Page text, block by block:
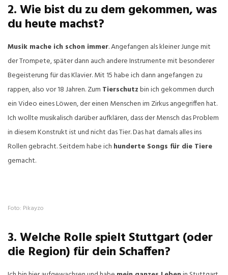
2. Wie bist du zu dem gekommen, was
du heute machst?
Musik mache ich schon immer. Angefangen als kleiner Junge mit
der Trompete, später dann auch andere Instrumente mit besonderer
Begeisterung für das Klavier. Mit 15 habe ich dann angefangen zu
rappen, also vor 18 Jahren. Zum Tierschutzbin ich gekommen durch
ein Video eines Löwen, der einen Menschen im Zirkus angegriffen hat.
Ich wollte musikalisch darüber aufklären, dass der Mensch das Problem
in diesem Konstrukt ist und nicht das Tier. Das hat damals alles ins
Rollen gebracht. Seitdem habe ich hunderte Songs für die Tiere
gemacht.
Foto: Pikayzo
3. Welche Rolle spielt Stuttgart (oder
die Region) für dein Schaffen?